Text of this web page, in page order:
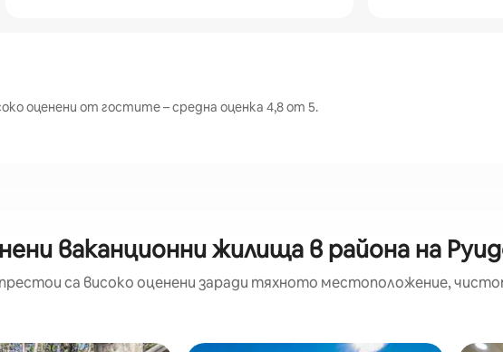
оценени от гостите – средна оценка 4,8 от 5.
ваканционни жилища в района на
са високо оценени заради тяхното местоположение,